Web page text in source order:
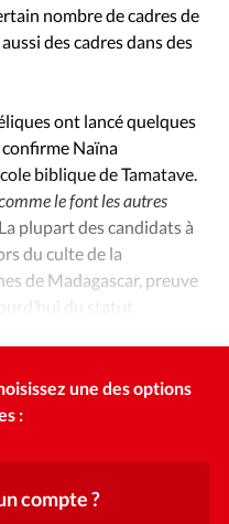
nombre de cadres de
des cadres dans des
ont lancé quelques
confirme Naïna
biblique de Tamatave.
le font les autres
. La plupart des candidats à
du culte de la
de Madagascar, preuve
du statut
une des options
:
compte ?